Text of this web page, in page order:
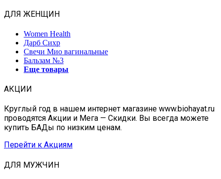
ДЛЯ ЖЕНЩИН
Women Health
Дарб Сихр
Свечи Мио вагинальные
Бальзам №3
Еще товары
АКЦИИ
Круглый год в нашем интернет магазине www.biohayat.ru
проводятся Акции и Мега — Скидки. Вы всегда можете
купить БАДы по низким ценам.
Перейти к Акциям
ДЛЯ МУЖЧИН